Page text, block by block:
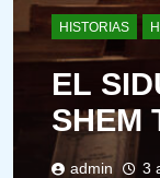
HISTORIAS
EL
SHEM
admin 3